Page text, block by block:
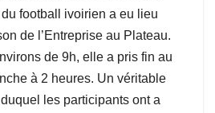
football ivoirien a eu lieu
de l’Entreprise au Plateau.
de 9h, elle a pris fin au
à 2 heures. Un véritable
les participants ont a